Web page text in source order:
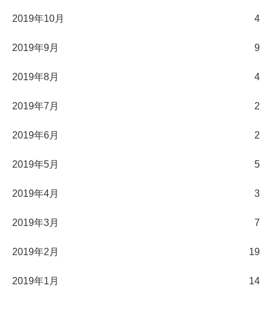
2019年10月 4
2019年9月 9
2019年8月 4
2019年7月 2
2019年6月 2
2019年5月 5
2019年4月 3
2019年3月 7
2019年2月 19
2019年1月 14